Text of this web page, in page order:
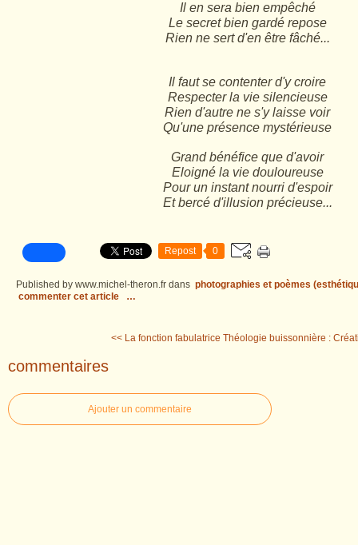
Il en sera bien empêché
Le secret bien gardé repose
Rien ne sert d'en être fâché...
Il faut se contenter d'y croire
Respecter la vie silencieuse
Rien d'autre ne s'y laisse voir
Qu'une présence mystérieuse
Grand bénéfice que d'avoir
Eloigné la vie douloureuse
Pour un instant nourri d'espoir
Et bercé d'illusion précieuse...
Repost 0
Published by www.michel-theron.fr dans photographies et poèmes
commenter cet article
…
<< La fonction fabulatrice Théologie buissonnière :
commentaires
Ajouter un commentaire